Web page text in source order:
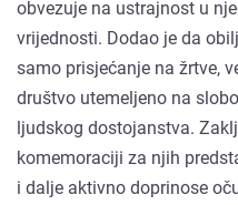
obvezuje na ustrajnost u
vrijednosti. Dodao je da
samo prisjećanje na žrtve,
društvo utemeljeno na
ljudskog dostojanstva.
komemoraciji za njih
i dalje aktivno doprinose